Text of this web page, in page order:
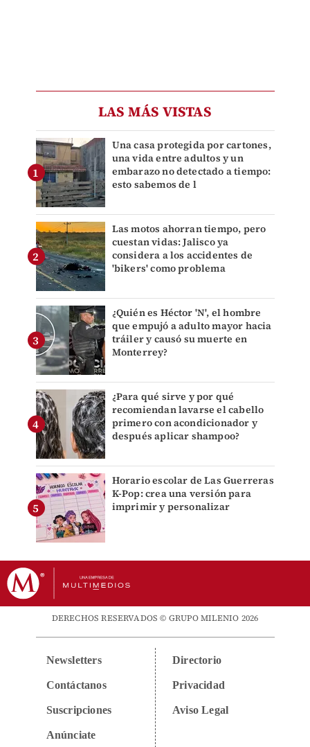
LAS MÁS VISTAS
Una casa protegida por cartones,
una vida entre adultos y un
embarazo no detectado a tiempo:
esto sabemos de l
Las motos ahorran tiempo, pero
cuestan vidas: Jalisco ya
considera a los accidentes de
'bikers' como problema
¿Quién es Héctor 'N', el hombre
que empujó a adulto mayor hacia
tráiler y causó su muerte en
Monterrey?
¿Para qué sirve y por qué
recomiendan lavarse el cabello
primero con acondicionador y
después aplicar shampoo?
Horario escolar de Las Guerreras
K-Pop: crea una versión para
imprimir y personalizar
DERECHOS RESERVADOS © GRUPO MILENIO 2026
Newsletters
Contáctanos
Suscripciones
Anúnciate
Directorio
Privacidad
Aviso Legal